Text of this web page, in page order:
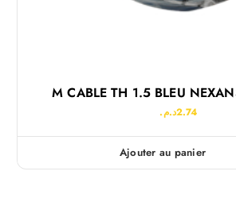
M CABLE TH 1.5 BLEU
2.74د.م.
Ajouter au panier